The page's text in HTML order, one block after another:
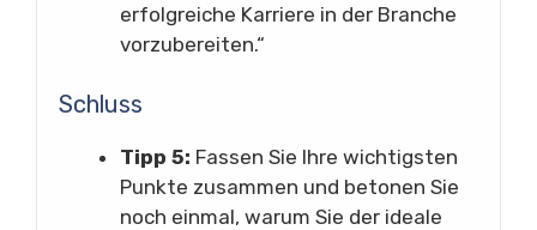
erfolgreiche Karriere in der Branche
vorzubereiten.“
Schluss
Tipp 5: Fassen Sie Ihre wichtigsten
Punkte zusammen und betonen Sie
noch einmal, warum Sie der ideale